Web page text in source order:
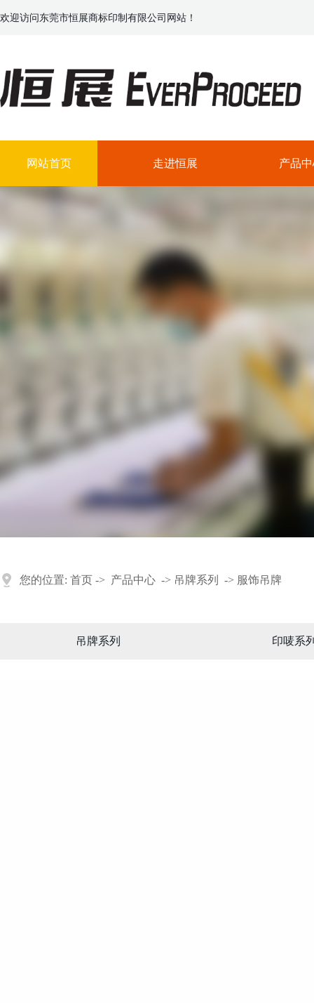
欢迎访问东莞市恒展商标印制有限公司网站！
网站首页 走进恒展 产品
您的位置: 首页 -> 产品中心 -> 吊牌系列 -> ​服饰吊牌
吊牌系列 印唛系